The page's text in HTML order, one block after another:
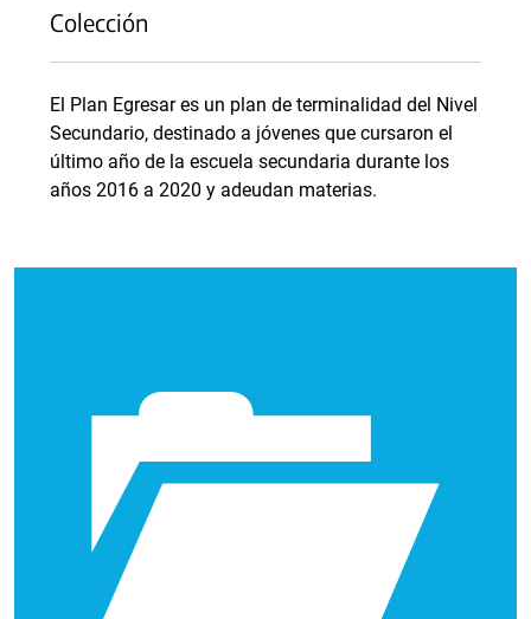
Colección
El Plan Egresar es un plan de terminalidad del Nivel
Secundario, destinado a jóvenes que cursaron el
último año de la escuela secundaria durante los
años 2016 a 2020 y adeudan materias.